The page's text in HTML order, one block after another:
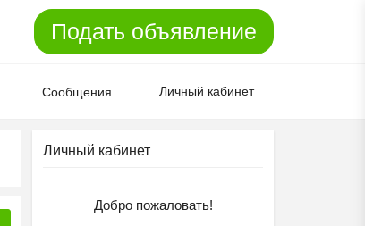
Подать объявление
Сообщения Личный кабинет
Личный кабинет
Добро пожаловать!